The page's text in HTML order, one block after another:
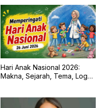
Hari Anak Nasional 2026:
Makna, Sejarah, Tema, Logo,